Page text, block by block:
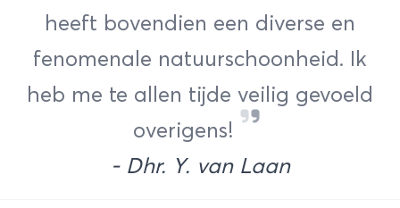
heeft bovendien een diverse en
fenomenale natuurschoonheid. Ik
heb me te allen tijde veilig gevoeld
overigens!
- Dhr. Y. van Laan